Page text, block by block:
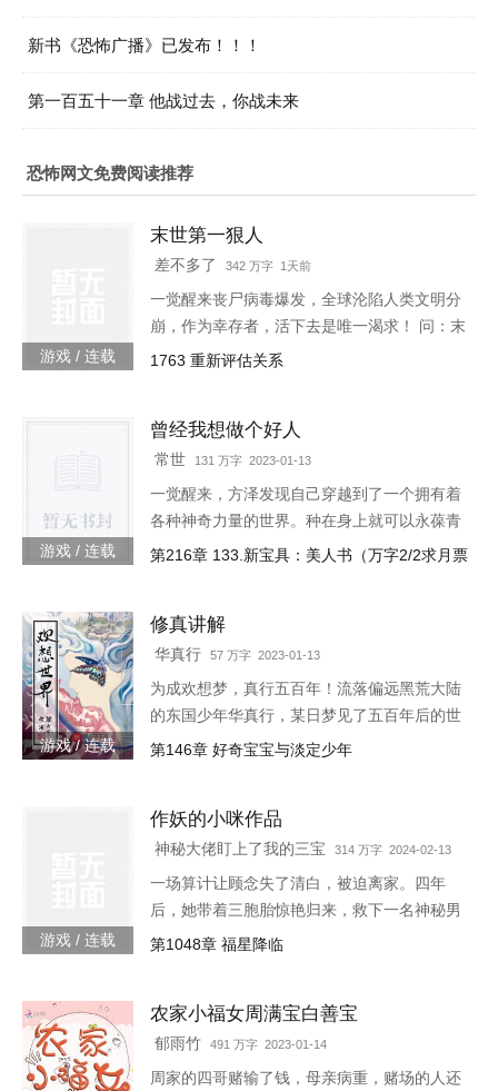
新书《恐怖广播》已发布！！！
第一百五十一章 他战过去，你战未来
恐怖网文免费阅读推荐
游戏 / 连载
末世第一狠人
差不多了 342 万字 1天前
一觉醒来丧尸病毒爆发，全球沦陷人类文明分
崩，作为幸存者，活下去是唯一渴求！ 问：末
世怎样才能活下去？答：首先要狠！【非重
1763 重新评估关系
游戏 / 连载
曾经我想做个好人
常世 131 万字 2023-01-13
一觉醒来，方泽发现自己穿越到了一个拥有着
各种神奇力量的世界。种在身上就可以永葆青
春的蘑菇每分一个分身就会智商下降实力提升
第216章 133.新宝具：美人书（万字2/2求月票
游戏 / 连载
修真讲解
华真行 57 万字 2023-01-13
为成欢想梦，真行五百年！流落偏远黑荒大陆
的东国少年华真行，某日梦见了五百年后的世
界。在那个世界上，很多国度与部族甚至已消
第146章 好奇宝宝与淡定少年
游戏 / 连载
作妖的小咪作品
神秘大佬盯上了我的三宝 314 万字 2024-02-13
一场算计让顾念失了清白，被迫离家。四年
后，她带着三胞胎惊艳归来，救下一名神秘男
子。她认为救人是医生天职，却不料男子缠着
鉴定，“乖，我是你们的亲爹。”顾念抚额，带
着三胞胎就跑路……外界传闻，商界霸主陆寒
沉被一个单亲妈妈缠上了，坐等顾念被甩。殊
第1048章 福星降临
农家小福女周满宝白善宝
郁雨竹 491 万字 2023-01-14
周家的四哥赌输了钱，母亲病重，赌场的人还